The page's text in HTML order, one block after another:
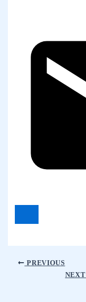
PREVIOUS
NEXT